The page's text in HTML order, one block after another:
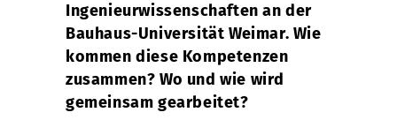
Ingenieurwissenschaften an der
Bauhaus-Universität Weimar. Wie
kommen diese Kompetenzen
zusammen? Wo und wie wird
gemeinsam gearbeitet?